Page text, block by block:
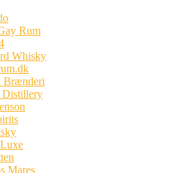
Rum
Whisky
Brænderi
Mares